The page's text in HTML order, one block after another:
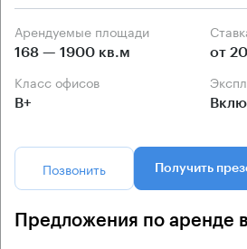
Арендуемые площади
168 — 1900 кв.м от
Класс офисов
B+
Позвонить Получить
Предложения по аренде